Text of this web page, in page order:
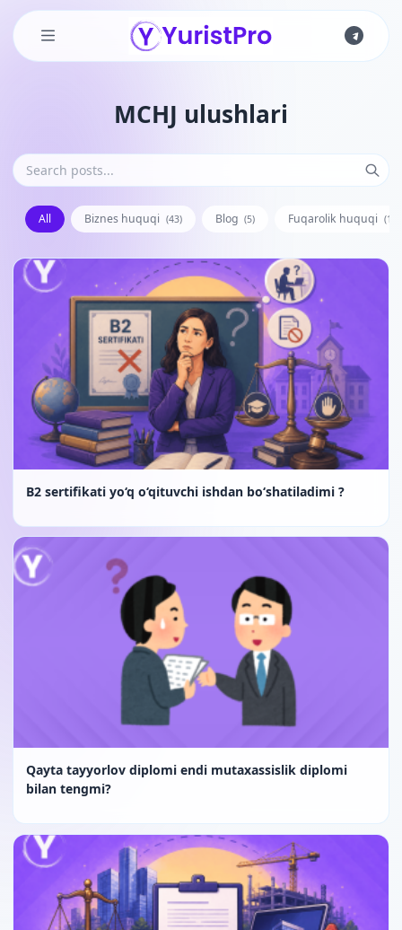
MCHJ ulushlari
All Biznes huquqi (43) Blog (5) Fuqarolik huquqi
B2 sertifikati yo‘q o‘qituvchi ishdan bo‘shatiladimi ?
Qayta tayyorlov diplomi endi mutaxassislik diplomi
bilan tengmi?